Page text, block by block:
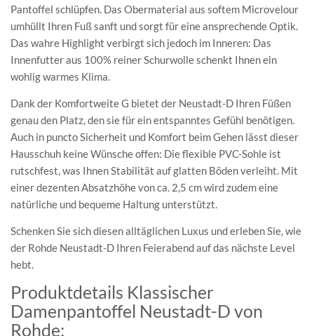
Pantoffel schlüpfen. Das Obermaterial aus softem Microvelour
umhüllt Ihren Fuß sanft und sorgt für eine ansprechende Optik.
Das wahre Highlight verbirgt sich jedoch im Inneren: Das
Innenfutter aus 100% reiner Schurwolle schenkt Ihnen ein
wohlig warmes Klima.
Dank der Komfortweite G bietet der Neustadt-D Ihren Füßen
genau den Platz, den sie für ein entspanntes Gefühl benötigen.
Auch in puncto Sicherheit und Komfort beim Gehen lässt dieser
Hausschuh keine Wünsche offen: Die flexible PVC-Sohle ist
rutschfest, was Ihnen Stabilität auf glatten Böden verleiht. Mit
einer dezenten Absatzhöhe von ca. 2,5 cm wird zudem eine
natürliche und bequeme Haltung unterstützt.
Schenken Sie sich diesen alltäglichen Luxus und erleben Sie, wie
der Rohde Neustadt-D Ihren Feierabend auf das nächste Level
hebt.
Produktdetails Klassischer
Damenpantoffel Neustadt-D von
Rohde: